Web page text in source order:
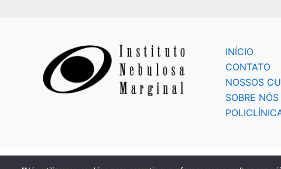
INÍCIO
CONTATO
NOSSOS
SOBRE NÓS